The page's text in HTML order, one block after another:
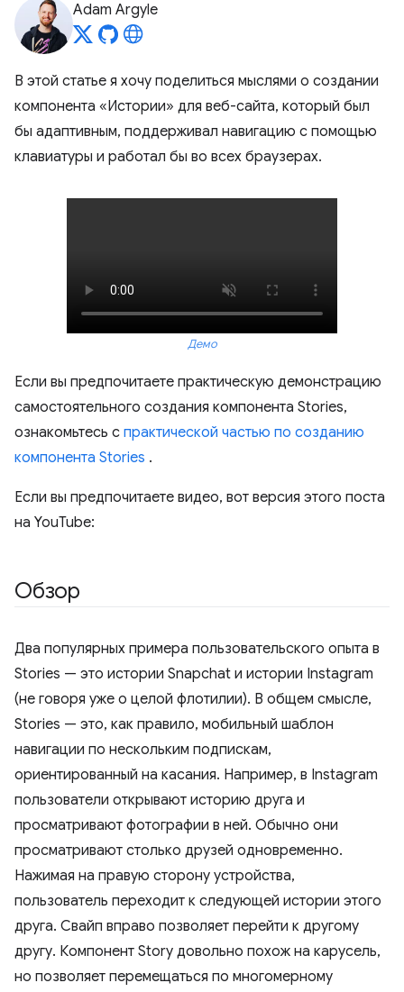
Adam Argyle
В этой статье я хочу поделиться мыслями о создании
компонента «Истории» для веб-сайта, который был
бы адаптивным, поддерживал навигацию с помощью
клавиатуры и работал бы во всех браузерах.
Демо
Если вы предпочитаете практическую демонстрацию
самостоятельного создания компонента Stories,
ознакомьтесь с практической частью по созданию
компонента Stories .
Если вы предпочитаете видео, вот версия этого поста
на YouTube:
Обзор
Два популярных примера пользовательского опыта в
Stories — это истории Snapchat и истории Instagram
(не говоря уже о целой флотилии). В общем смысле,
Stories — это, как правило, мобильный шаблон
навигации по нескольким подпискам,
ориентированный на касания. Например, в Instagram
пользователи открывают историю друга и
просматривают фотографии в ней. Обычно они
просматривают столько друзей одновременно.
Нажимая на правую сторону устройства,
пользователь переходит к следующей истории этого
друга. Свайп вправо позволяет перейти к другому
другу. Компонент Story довольно похож на карусель,
но позволяет перемещаться по многомерному